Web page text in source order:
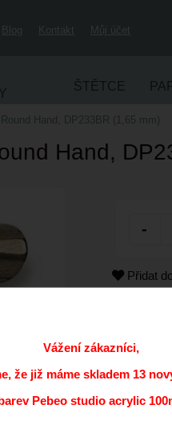
Blog Kontakt Můj účet
ŠTĚTCE
Hand, DP233BR (1,65 mm)
Hand,
Přidat
Dostupnost:
Záruka:
Vážení zákazníci,
že již máme skladem 13
Pebeo studio acrylic